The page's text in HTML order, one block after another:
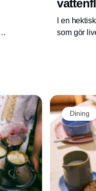
I en
som gör
Dining